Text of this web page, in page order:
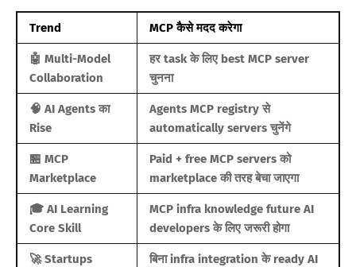
Trend MCP कैसे मदद करेगा
🤖 Multi-Model
Collaboration
हर task के लिए best MCP server
चुनना
🧠 AI Agents का
Rise
Agents MCP registry से
automatically servers चुनेंगे
🏪 MCP
Marketplace
Paid + free MCP servers को
marketplace की तरह बेचा जाएगा
🎓 AI Learning
Core Skill
MCP infra knowledge future AI
developers के लिए जरूरी होगा
🚀 Startups
बिना infra integration के ready AI